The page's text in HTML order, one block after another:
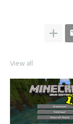
View all